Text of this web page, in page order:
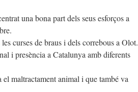
una bona part dels seus esforços a
curses de braus i dels correbous a Olot.
i presència a Catalunya amb diferents
maltractament animal i que també va